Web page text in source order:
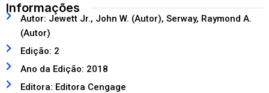
Informações
Autor: Jewett Jr., John W. (Autor), Serway, Raymond A.
(Autor)
Edição: 2
Ano da Edição: 2018
Editora: Editora Cengage